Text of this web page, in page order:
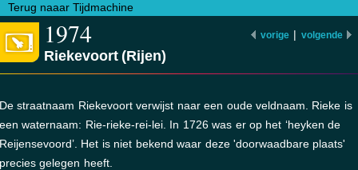
Terug naaar Tijdmachine
vorige | volgende
1974
Riekevoort (Rijen)
De straatnaam Riekevoort verwijst naar een oude veldnaam. Rieke is
een waternaam: Rie-rieke-rei-lei. In 1726 was er op het ‘heyken de
Reijensevoord’. Het is niet bekend waar deze 'doorwaadbare plaats'
precies gelegen heeft.